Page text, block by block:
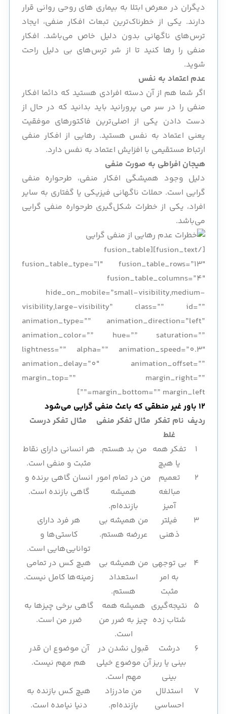
دیگران در معرض ابتلا به بیماری های روحی روانی قرار
دارند. یکی از خطرناک‌ترین تبعات افکار منفی، ایجاد
ترس‌های ناگهانی بدون دلیل خاص می‌باشد. افکار
منفی را رها کنید تا از شر ترس‌های بی دلیل راحت
شوید.
عدم اعتماد به نفس
اگر شما هم از آن دسته افرادی هستید که دائما افکار
منفی را در سر می پرورانید باید بدانید که در حال از
دست دادن یکی از اصلی‌ترین فاکتورهای موفقیت
یعنی اعتماد به نفس هستید. رهایی از افکار منفی
ارتباط مستقیمی با افزایش اعتماد به نفس دارد.
هیجان افراطی به صورت منفی
دلیل وجود همیشگی افکار منفی، طرحواره منفی
گرایی است. حملات ناگهانی فیزیکی یا گفتاری به سایر
افراد، یکی از خطرات شکل‌گیری طرحواره منفی گرایی
می‌باشد.
[/fusion_text][fusion_table
fusion_table_type=”1″ fusion_table_rows=”13″
fusion_table_columns=”4″
hide_on_mobile=”small-visibility,medium-
visibility,large-visibility” class=”” id=””
animation_type=”” animation_direction=”left”
animation_color=”” hue=”” saturation=””
lightness=”” alpha=”” animation_speed=”0.3″
animation_delay=”0″ animation_offset=””
margin_top=”” margin_right=””
margin_bottom=”” margin_left=””]
12 باور غیر منطقی که باعث منفی گرایی می‌شود
ردیف نام تفکر
غلط
مثال تفکر منفی مثال تفکر درست
1
تفکر همه
یا هیچ
من بد هستم. هر انسانی دارای نقاط
مثبت و منفی است.
2
تعمیم
مبالغه
آمیز
من در تمام امور
همیشه
بازنده‌ام.
انسان گاهی برنده و
گاهی بازنده است.
3
فیلتر
ذهنی
من همیشه بی
عررضه هستم.
هر فرد دارای
کاستی‌ها و
توانایی‌هایی است.
4 بی توجهی
به امر
مثبت
من همیشه بی
استعداد
هستم.
هیچ کس در تمامی
زمینه‌ها کامل نیست.
5 نتیجه‌گیری
شتاب زده
همیشه همه
چیز به ضرر من
است.
گاهی برخی چیزها به
ضرر من است.
6
درشت
بینی یا ریز
بینی
قبول نشدن در
آن موضوع خیلی
مهم است.
آن موضوع ان قدر
هم مهم نیست.
7
استدلال
احساسی
من مادرزاد
بازنده‌ام.
هیچ کس بازنده به
دنیا نیامده است.